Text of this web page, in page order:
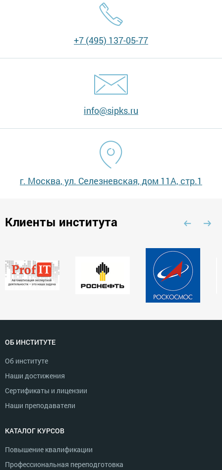
+7 (495) 137-05-77
info@sipks.ru
г. Москва, ул. Селезневская, дом 11А, стр.1
Клиенты института
ОБ ИНСТИТУТЕ
Об институте
Наши достижения
Сертификаты и лицензии
Наши преподаватели
КАТАЛОГ КУРСОВ
Повышение квалификации
Профессиональная переподготовка